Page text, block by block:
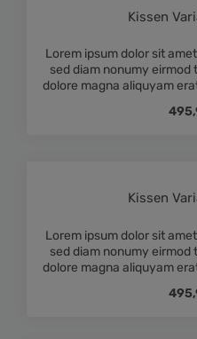
duo dolores et ea rebum.
Kissen
Lorem ipsum dolor sit
sed diam nonumy
dolore magna aliquyam
clita kasd gubergren,
duo dolores et ea rebum.
Kissen
Lorem ipsum dolor sit
sed diam nonumy
dolore magna aliquyam
clita kasd gubergren,